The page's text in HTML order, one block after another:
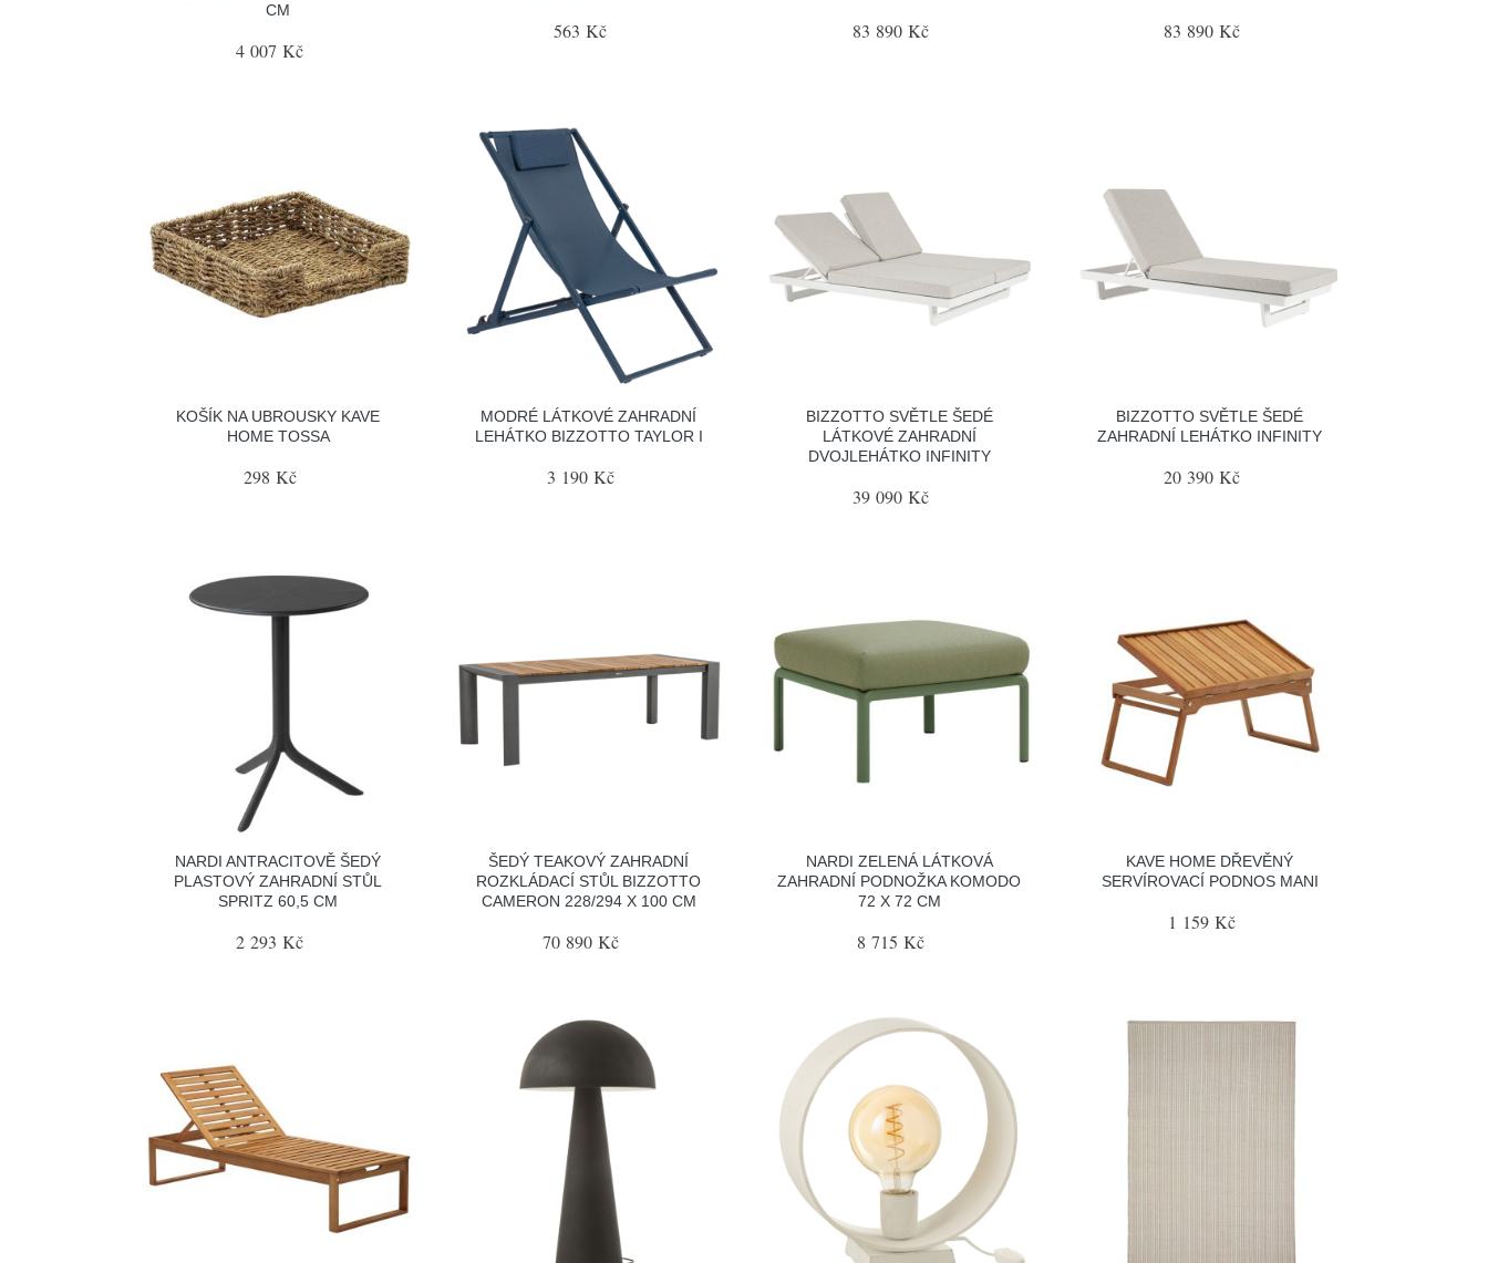
CM
4 007 Kč
563 Kč 83 890 Kč 83 890 Kč
KOŠÍK NA UBROUSKY KAVE
HOME TOSSA
298 Kč
MODRÉ LÁTKOVÉ ZAHRADNÍ
LEHÁTKO BIZZOTTO TAYLOR I
3 190 Kč
BIZZOTTO SVĚTLE ŠEDÉ
LÁTKOVÉ ZAHRADNÍ
DVOJLEHÁTKO INFINITY
39 090 Kč
BIZZOTTO SVĚTLE ŠEDÉ
ZAHRADNÍ LEHÁTKO INFINITY
20 390 Kč
NARDI ANTRACITOVĚ ŠEDÝ
PLASTOVÝ ZAHRADNÍ STŮL
SPRITZ 60,5 CM
2 293 Kč
ŠEDÝ TEAKOVÝ ZAHRADNÍ
ROZKLÁDACÍ STŮL BIZZOTTO
CAMERON 228/294 X 100 CM
70 890 Kč
NARDI ZELENÁ LÁTKOVÁ
ZAHRADNÍ PODNOŽKA KOMODO
72 X 72 CM
8 715 Kč
KAVE HOME DŘEVĚNÝ
SERVÍROVACÍ PODNOS MANI
1 159 Kč